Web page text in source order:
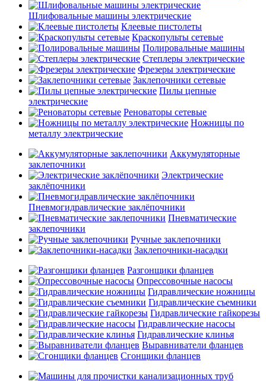
Шлифовальные машины электрические
Клеевые пистолеты
Краскопульты сетевые
Полировальные машины
Степлеры электрические
Фрезеры электрические
Заклепочники сетевые
Пилы цепные
электрические
Реноваторы сетевые
Ножницы по
металлу электрические
Аккумуляторные
заклепочники
Электрические
заклёпочники
Пневмогидравлические заклёпочники
Пневматические
заклепочники
Ручные заклепочники
Заклепочники-насадки
Разгонщики фланцев
Опрессовочные насосы
Гидравлические ножницы
Гидравлические съемники
Гидравлические гайкорезы
Гидравлические насосы
Гидравлические клинья
Выравниватели фланцев
Сгонщики фланцев